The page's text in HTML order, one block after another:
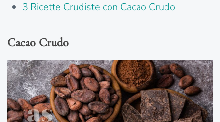
3 Ricette Crudiste con Cacao Crudo
Cacao Crudo